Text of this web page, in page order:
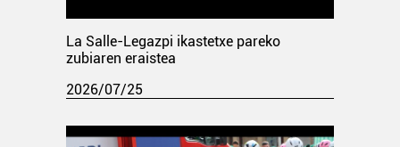
La Salle-Legazpi ikastetxe pareko
zubiaren eraistea
2026/07/25